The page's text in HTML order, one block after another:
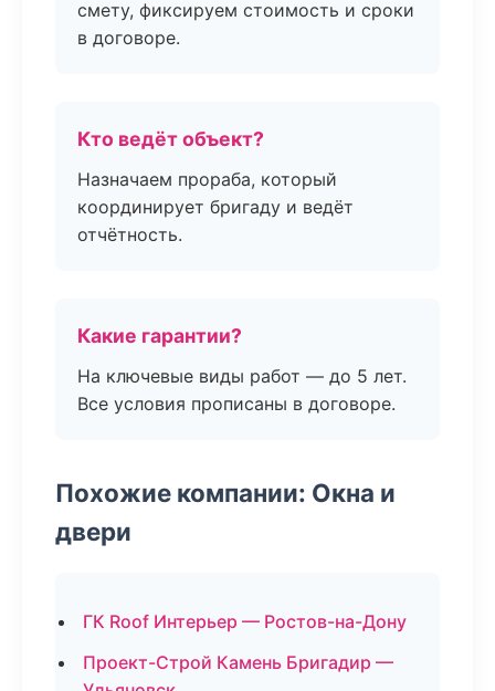
смету, фиксируем стоимость и сроки
в договоре.
Кто ведёт объект?
Назначаем прораба, который
координирует бригаду и ведёт
отчётность.
Какие гарантии?
На ключевые виды работ — до 5 лет.
Все условия прописаны в договоре.
Похожие компании: Окна и
двери
ГК Roof Интерьер — Ростов-на-Дону
Проект-Строй Камень Бригадир —